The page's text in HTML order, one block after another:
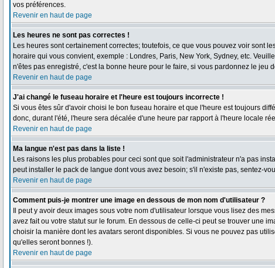
vos préférences.
Revenir en haut de page
Les heures ne sont pas correctes !
Les heures sont certainement correctes; toutefois, ce que vous pouvez voir sont
horaire qui vous convient, exemple : Londres, Paris, New York, Sydney, etc.
n'êtes pas enregistré, c'est la bonne heure pour le faire, si vous pardonnez le jeu
Revenir en haut de page
J'ai changé le fuseau horaire et l'heure est toujours incorrecte !
Si vous êtes sûr d'avoir choisi le bon fuseau horaire et que l'heure est toujours
donc, durant l'été, l'heure sera décalée d'une heure par rapport à l'heure locale
Revenir en haut de page
Ma langue n'est pas dans la liste !
Les raisons les plus probables pour ceci sont que soit l'administrateur n'a pas
peut installer le pack de langue dont vous avez besoin; s'il n'existe pas, sentez-
Revenir en haut de page
Comment puis-je montrer une image en dessous de mon nom d'utilisateur ?
Il peut y avoir deux images sous votre nom d'utilisateur lorsque vous lisez des
avez fait ou votre statut sur le forum. En dessous de celle-ci peut se trouver une
choisir la manière dont les avatars seront disponibles. Si vous ne pouvez pas
qu'elles seront bonnes !).
Revenir en haut de page